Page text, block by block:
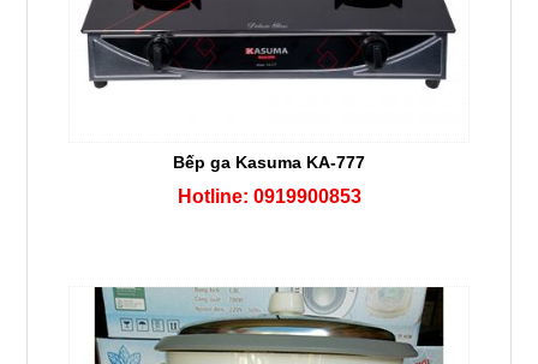
Bếp ga Kasuma KA-777
Hotline: 0919900853